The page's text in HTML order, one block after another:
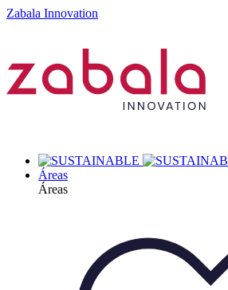
Zabala Innovation
Áreas
Áreas